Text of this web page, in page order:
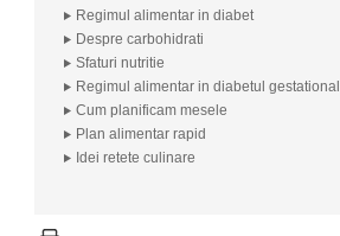
Regimul alimentar in diabet
Despre carbohidrati
Sfaturi nutritie
Regimul alimentar in diabetul gestational
Cum planificam mesele
Plan alimentar rapid
Idei retete culinare